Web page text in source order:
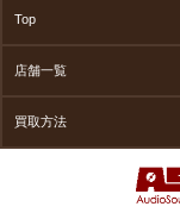
Top
店舗一覧
買取方法